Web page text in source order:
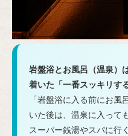
岩盤浴とお風呂（温泉）
着いた「一番スッキリす
「岩盤浴に入る前にお風
いた後は、温泉に入って
スーパー銭湯やスパに行